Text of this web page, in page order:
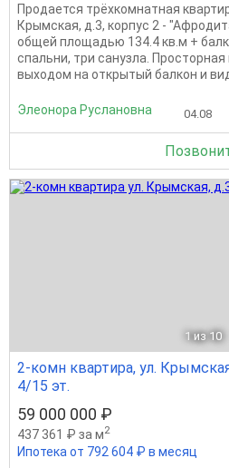
Продается трёхкомнатная
Крымская, д.3, корпус 2 -
общей площадью 134.4 кв.м +
спальни, три санузла. Просторная
выходом на открытый балкон и
Элеонора Руслановна 04.08
1 из 10
2-комн квартира, ул.
4/15 эт.
59 000 000 ₽
437 361 ₽ за м2
Ипотека от 792 604 ₽ в месяц